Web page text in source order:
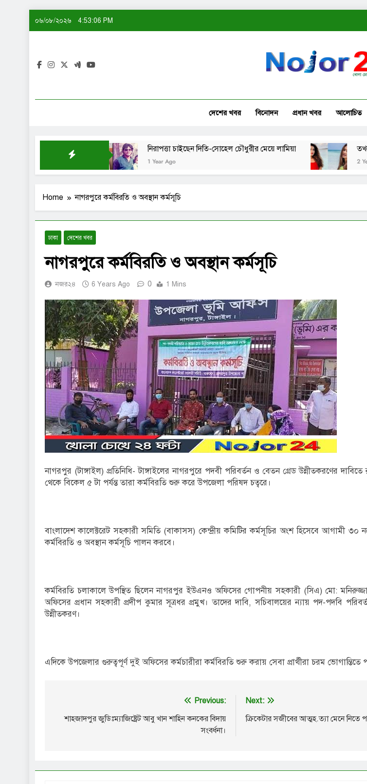
০৬/০৮/২০২৬ 4:53:06 PM
দেশের খবর বিনোদন প্রধান খবর আলোচিত
নিরাপত্তা চাইছেন দিতি-সোহেল চৌধুরীর মেয়ে লামিয়া
1 Year Ago
তখন আমি এত
2 Years Ago
Home নাগরপুরে কর্মবিরতি ও অবস্থান কর্মসূচি
ঢাকা দেশের খবর
নাগরপুরে কর্মবিরতি ও অবস্থান কর্মসূচি
নজর২৪ 6 Years Ago 0 1 Mins
নাগরপুর (টাঙ্গাইল) প্রতিনিধি- টাঙ্গাইলের নাগরপুরে পদবী পরিবর্তন ও বেতন গ্রেড উন্নীতকরণের
থেকে বিকেল ৫ টা পর্যন্ত তারা কর্মবিরতি শুরু করে উপজেলা পরিষদ চত্বরে।
বাংলাদেশ কালেক্টরেট সহকারী সমিতি (বাকাসস) কেন্দ্রীয় কমিটির কর্মসূচির অংশ হিসেবে আগামী ৩০
কর্মবিরতি ও অবস্থান কর্মসূচি পালন করবে।
কর্মবিরতি চলাকালে উপস্থিত ছিলেন নাগরপুর ইউএনও অফিসের গোপনীয় সহকারী (সিএ) মো:
অফিসের প্রধান সহকারী প্রদীপ কুমার সূত্রধর প্রমুখ। তাদের দাবি, সচিবালয়ের ন্যায় পদ-পদবি
উন্নীতকরণ।
এদিকে উপজেলার গুরুত্বপূর্ণ দুই অফিসের কর্মচারীরা কর্মবিরতি শুরু করায় সেবা প্রার্থীরা চরম ভোগান্তিতে
navigation
Previous:
শাহজাদপুর জুডিঃম্যাজিষ্ট্রেট আবু খান শাহিন কনকের বিদায়
সংবর্ধনা।
Next:
ক্রিকেটার সজীবের আত্মহ.ত্যা মেনে নিতে